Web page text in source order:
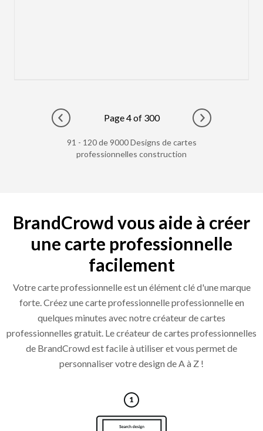
Go to previous page
Page 4 of 300
Go to next
91 - 120 de 9000 Designs de cartes
professionnelles construction
BrandCrowd vous aide à créer
une carte professionnelle
facilement
Votre carte professionnelle est un élément clé d'une marque
forte. Créez une carte professionnelle professionnelle en
quelques minutes avec notre créateur de cartes
professionnelles gratuit. Le créateur de cartes professionnelles
de BrandCrowd est facile à utiliser et vous permet de
personnaliser votre design de A à Z !